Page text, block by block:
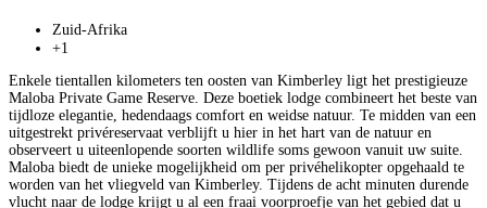
Zuid-Afrika
+1
Enkele tientallen kilometers ten oosten van Kimberley ligt het prestigieuze
Maloba Private Game Reserve. Deze boetiek lodge combineert het beste van
tijdloze elegantie, hedendaags comfort en weidse natuur. Te midden van een
uitgestrekt privéreservaat verblijft u hier in het hart van de natuur en
observeert u uiteenlopende soorten wildlife soms gewoon vanuit uw suite.
Maloba biedt de unieke mogelijkheid om per privéhelikopter opgehaald te
worden van het vliegveld van Kimberley. Tijdens de acht minuten durende
vlucht naar de lodge krijgt u al een fraai voorproefje van het gebied dat u